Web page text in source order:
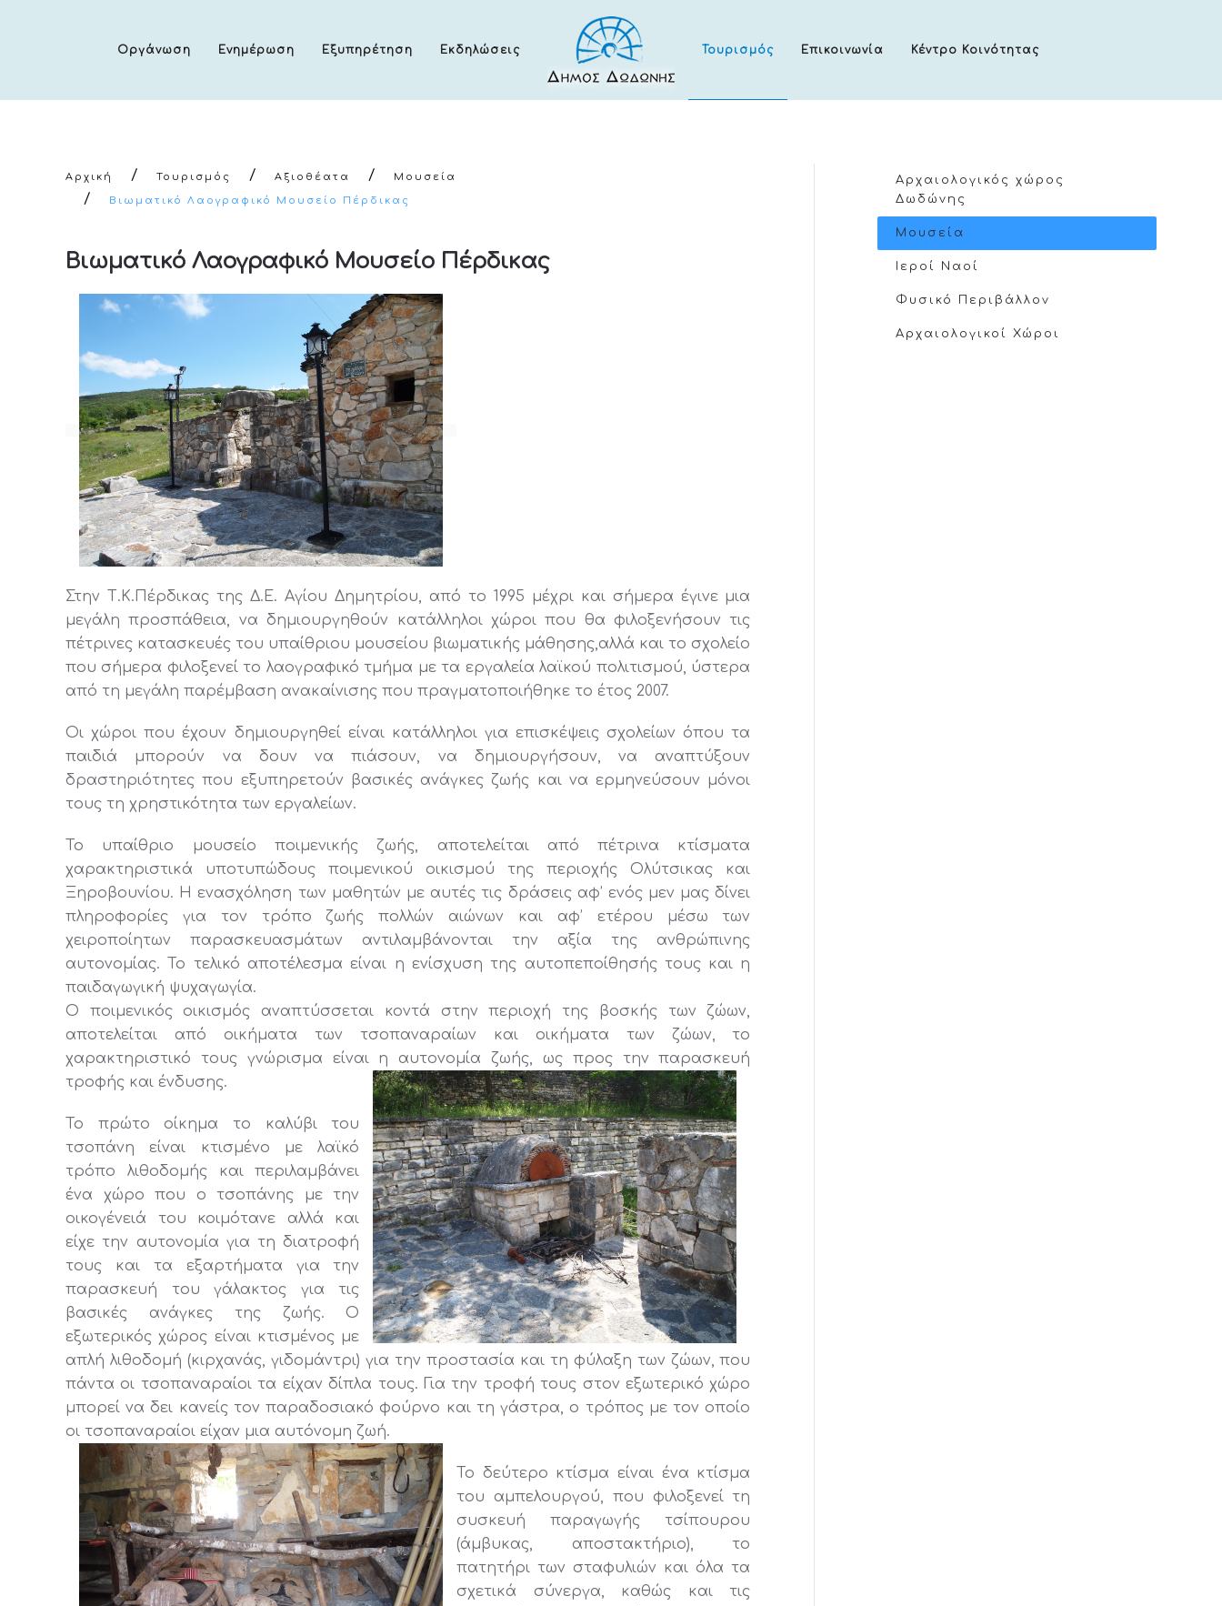
Οργάνωση Ενημέρωση Εξυπηρέτηση Εκδηλώσεις Τουρισμός Επικοινωνία Κέντρο Κοινότητας
Αρχική Τουρισμός Αξιοθέατα
Μουσεία
Βιωματικό Λαογραφικό Μουσείο Πέρδικας
Βιωματικό Λαογραφικό Μουσείο Πέρδικας
Στην Τ.Κ.Πέρδικας της Δ.Ε. Αγίου Δημητρίου, από το 1995 μέχρι και σήμερα έγινε μια
μεγάλη προσπάθεια, να δημιουργηθούν κατάλληλοι χώροι που θα φιλοξενήσουν τις
πέτρινες κατασκευές του υπαίθριου μουσείου βιωματικής μάθησης,αλλά και το σχολείο
που σήμερα φιλοξενεί το λαογραφικό τμήμα με τα εργαλεία λαϊκού πολιτισμού, ύστερα
από τη μεγάλη παρέμβαση ανακαίνισης που πραγματοποιήθηκε το έτος 2007.
Οι χώροι που έχουν δημιουργηθεί είναι κατάλληλοι για επισκέψεις σχολείων όπου τα
παιδιά μπορούν να δουν να πιάσουν, να δημιουργήσουν, να αναπτύξουν
δραστηριότητες που εξυπηρετούν βασικές ανάγκες ζωής και να ερμηνεύσουν μόνοι
τους τη χρηστικότητα των εργαλείων.
Το υπαίθριο μουσείο ποιμενικής ζωής, αποτελείται από πέτρινα κτίσματα
χαρακτηριστικά υποτυπώδους ποιμενικού οικισμού της περιοχής Ολύτσικας και
Ξηροβουνίου. Η ενασχόληση των μαθητών με αυτές τις δράσεις αφ’ ενός μεν μας δίνει
πληροφορίες για τον τρόπο ζωής πολλών αιώνων και αφ’ ετέρου μέσω των
χειροποίητων παρασκευασμάτων αντιλαμβάνονται την αξία της ανθρώπινης
αυτονομίας. Το τελικό αποτέλεσμα είναι η ενίσχυση της αυτοπεποίθησής τους και η
παιδαγωγική ψυχαγωγία.
Ο ποιμενικός οικισμός αναπτύσσεται κοντά στην περιοχή της βοσκής των ζώων,
αποτελείται από οικήματα των τσοπαναραίων και οικήματα των ζώων, το
χαρακτηριστικό τους γνώρισμα είναι η αυτονομία ζωής, ως προς την παρασκευή
τροφής και ένδυσης.
Το πρώτο οίκημα το καλύβι του
τσοπάνη είναι κτισμένο με λαϊκό
τρόπο λιθοδομής και περιλαμβάνει
ένα χώρο που ο τσοπάνης με την
οικογένειά του κοιμότανε αλλά και
είχε την αυτονομία για τη διατροφή
τους και τα εξαρτήματα για την
παρασκευή του γάλακτος για τις
βασικές ανάγκες της ζωής. Ο
εξωτερικός χώρος είναι κτισμένος με
απλή λιθοδομή (κιρχανάς, γιδομάντρι) για την προστασία και τη φύλαξη των ζώων, που
πάντα οι τσοπαναραίοι τα είχαν δίπλα τους. Για την τροφή τους στον εξωτερικό χώρο
μπορεί να δει κανείς τον παραδοσιακό φούρνο και τη γάστρα, ο τρόπος με τον οποίο
οι τσοπαναραίοι είχαν μια αυτόνομη ζωή.
Το δεύτερο κτίσμα είναι ένα κτίσμα
του αμπελουργού, που φιλοξενεί τη
συσκευή παραγωγής τσίπουρου
(άμβυκας, αποστακτήριο), το
πατητήρι των σταφυλιών και όλα τα
σχετικά σύνεργα, καθώς και τις
Αρχαιολογικός χώρος
Δωδώνης
Μουσεία
Ιεροί Ναοί
Φυσικό Περιβάλλον
Αρχαιολογικοί Χώροι